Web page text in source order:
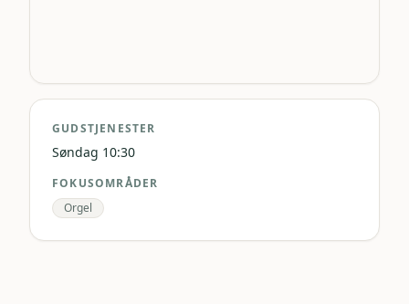
GUDSTJENESTER
Søndag 10:30
FOKUSOMRÅDER
Orgel